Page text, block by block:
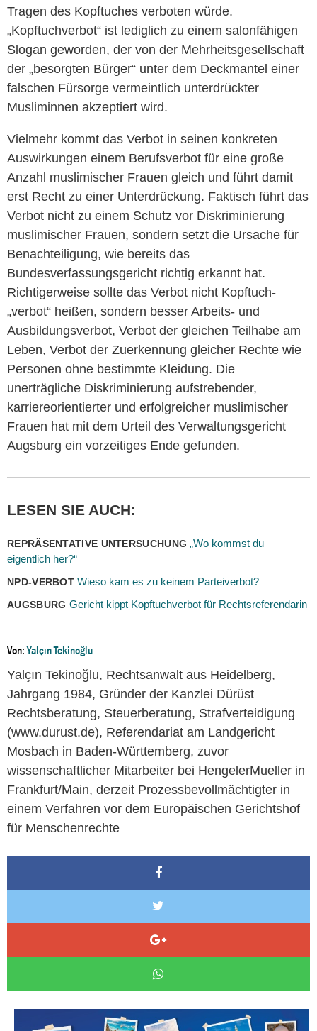
Tragen des Kopftuches verboten würde.
„Kopftuchverbot“ ist lediglich zu einem salonfähigen
Slogan geworden, der von der Mehrheitsgesellschaft
der „besorgten Bürger“ unter dem Deckmantel einer
falschen Fürsorge vermeintlich unterdrückter
Musliminnen akzeptiert wird.
Vielmehr kommt das Verbot in seinen konkreten
Auswirkungen einem Berufsverbot für eine große
Anzahl muslimischer Frauen gleich und führt damit
erst Recht zu einer Unterdrückung. Faktisch führt das
Verbot nicht zu einem Schutz vor Diskriminierung
muslimischer Frauen, sondern setzt die Ursache für
Benachteiligung, wie bereits das
Bundesverfassungsgericht richtig erkannt hat.
Richtigerweise sollte das Verbot nicht Kopftuch-
„verbot“ heißen, sondern besser Arbeits- und
Ausbildungsverbot, Verbot der gleichen Teilhabe am
Leben, Verbot der Zuerkennung gleicher Rechte wie
Personen ohne bestimmte Kleidung. Die
unerträgliche Diskriminierung aufstrebender,
karriereorientierter und erfolgreicher muslimischer
Frauen hat mit dem Urteil des Verwaltungsgericht
Augsburg ein vorzeitiges Ende gefunden.
LESEN SIE AUCH:
REPRÄSENTATIVE UNTERSUCHUNG„Wo kommst du
eigentlich her?“
NPD-VERBOTWieso kam es zu keinem Parteiverbot?
AUGSBURG Gericht kippt Kopftuchverbot für Rechtsreferendarin
Von:Yalçın Tekinoğlu
Yalçın Tekinoğlu, Rechtsanwalt aus Heidelberg,
Jahrgang 1984, Gründer der Kanzlei Dürüst
Rechtsberatung, Steuerberatung, Strafverteidigung
(www.durust.de), Referendariat am Landgericht
Mosbach in Baden-Württemberg, zuvor
wissenschaftlicher Mitarbeiter bei HengelerMueller in
Frankfurt/Main, derzeit Prozessbevollmächtigter in
einem Verfahren vor dem Europäischen Gerichtshof
für Menschenrechte